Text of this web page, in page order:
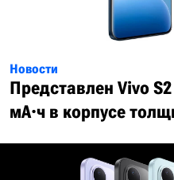
Новости
Представлен Vivo
мА·ч в корпусе